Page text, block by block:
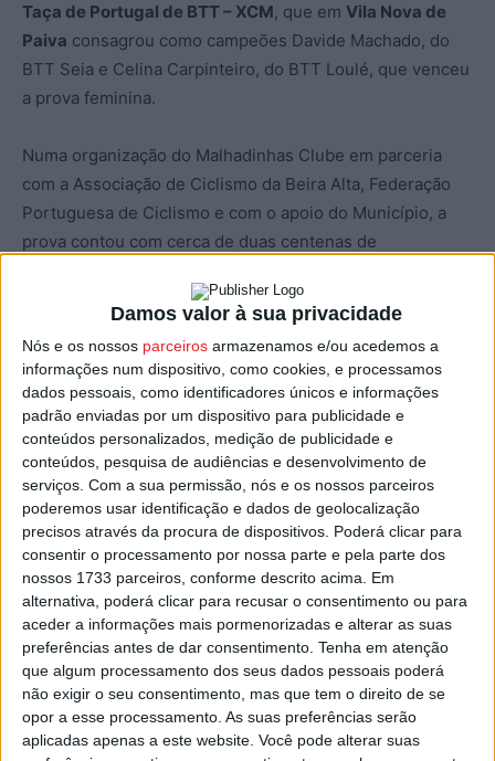
Damos valor à sua privacidade
Nós e os nossos parceiros armazenamos e/ou acedemos a
informações num dispositivo, como cookies, e processamos
dados pessoais, como identificadores únicos e informações
padrão enviadas por um dispositivo para publicidade e
conteúdos personalizados, medição de publicidade e
conteúdos, pesquisa de audiências e desenvolvimento de
serviços. Com a sua permissão, nós e os nossos parceiros
poderemos usar identificação e dados de geolocalização
precisos através da procura de dispositivos. Poderá clicar para
consentir o processamento por nossa parte e pela parte dos
nossos 1733 parceiros, conforme descrito acima. Em
alternativa, poderá clicar para recusar o consentimento ou para
aceder a informações mais pormenorizadas e alterar as suas
preferências antes de dar consentimento. Tenha em atenção
que algum processamento dos seus dados pessoais poderá
não exigir o seu consentimento, mas que tem o direito de se
opor a esse processamento. As suas preferências serão
aplicadas apenas a este website. Você pode alterar suas
Taça de Portugal de BTT – XCM, que em Vila Nova de
Paiva consagrou como campeões Davide Machado, do
BTT Seia e Celina Carpinteiro, do BTT Loulé, que venceu
a prova feminina.
Numa organização do Malhadinhas Clube em parceria
com a Associação de Ciclismo da Beira Alta, Federação
Portuguesa de Ciclismo e com o apoio do Município, a
prova contou com cerca de duas centenas de
Maratona Longa, com 92 km, Maratona Curta, com 72 e a
Meia Maratona, numa distância de 45 km.
Tiago Ferreira, campeão nacional e ex-campeão mundial
e europeu, venceu entre a Elite que competiu na
Maratona Longa, com um tempo de 3h52m47s, com uma
vantagem de 1m53s para o segundo classificado, Carlos
Cruz, e com o novo vencedor da Taça de Portugal,
Davide Machado, a fechar o pódio, a 3m17s de Tiago
Ferreira.
Em femininos, a nova campeã, Celina Carpinteiro, chegou
a Vila Nova de Paiva na frente de toda a concorrência
percorrendo os 72 km do percurso em 4h11m11s, na
frente de Flávia Lopes, do Vasconha BTT, que gastou
mais 2m15s que a vencedora, enquanto Ana Tomás (BTT